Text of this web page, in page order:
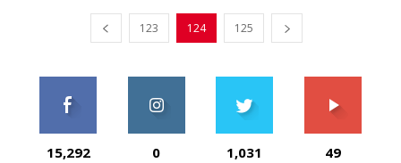
123 124 125
15,292 0 1,031 49